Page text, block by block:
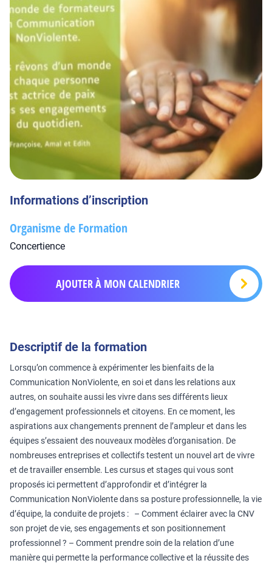
Informations d’inscription
Organisme de Formation
Concertience
AJOUTER À MON CALENDRIER
Descriptif de la formation
Lorsqu’on commence à expérimenter les bienfaits de la
Communication NonViolente, en soi et dans les relations aux
autres, on souhaite aussi les vivre dans ses différents lieux
d’engagement professionnels et citoyens. En ce moment, les
aspirations aux changements prennent de l’ampleur et dans les
équipes s’essaient des nouveaux modèles d’organisation. De
nombreuses entreprises et collectifs testent un nouvel art de vivre
et de travailler ensemble. Les cursus et stages qui vous sont
proposés ici permettent d’approfondir et d’intégrer la
Communication NonViolente dans sa posture professionnelle, la vie
d’équipe, la conduite de projets : – Comment éclairer avec la CNV
son projet de vie, ses engagements et son positionnement
professionnel ? – Comment prendre soin de la relation d’une
manière qui permette la performance collective et la réussite des